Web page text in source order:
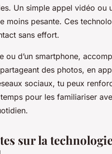
Un simple appel vidéo ou
moins pesante. Ces
sans effort.
ou d’un smartphone,
des photos, en
sociaux, tu peux
pour les familiariser
sur la